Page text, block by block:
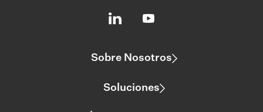
Sobre Nosotros
Soluciones